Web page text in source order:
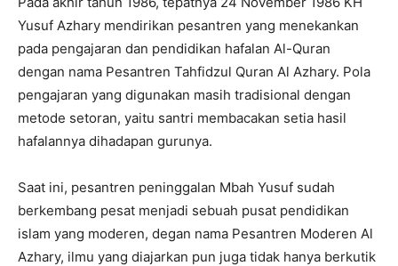
Yusuf Azhary mendirikan pesantren yang menekankan
pada pengajaran dan pendidikan hafalan Al-Quran
dengan nama Pesantren Tahfidzul Quran Al Azhary. Pola
pengajaran yang digunakan masih tradisional dengan
metode setoran, yaitu santri membacakan setia hasil
hafalannya dihadapan gurunya.
Saat ini, pesantren peninggalan Mbah Yusuf sudah
berkembang pesat menjadi sebuah pusat pendidikan
islam yang moderen, degan nama Pesantren Moderen Al
Azhary, ilmu yang diajarkan pun juga tidak hanya berkutik